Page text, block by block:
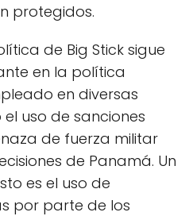
protegidos.
de Big Stick sigue
en la política
en diversas
uso de sanciones
de fuerza militar
de Panamá. Un
es el uso de
por parte de los